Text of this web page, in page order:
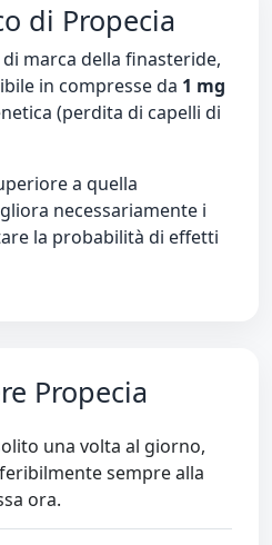
di Propecia
marca della finasteride,
in compresse da 1 mg
(perdita di capelli di
a quella
necessariamente i
la probabilità di effetti
Propecia
una volta al giorno,
sempre alla
ora.